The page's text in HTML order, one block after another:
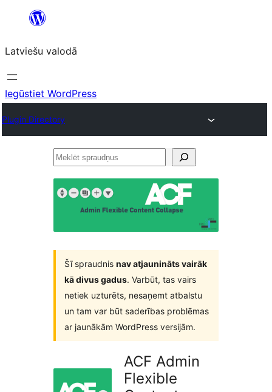
Pāriet
saturu
Latviešu valodā
Iegūstiet WordPress
Plugin Directory
Meklēt
Šī spraudnis nav atjaunināts vairāk
kā divus gadus. Varbūt, tas vairs
netiek uzturēts, nesaņemt atbalstu
un tam var būt saderības problēmas
ar jaunākām WordPress versijām.
ACF Admin
Flexible